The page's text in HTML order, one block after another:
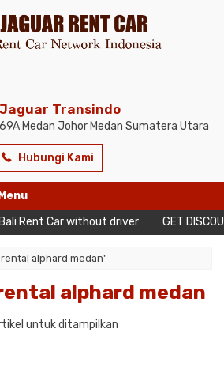
Jaguar Transindo
Medan Johor Medan Sumatera Utara
Hubungi Kami
Rent Car without driver GET
alphard medan"
alphard medan
untuk ditampilkan